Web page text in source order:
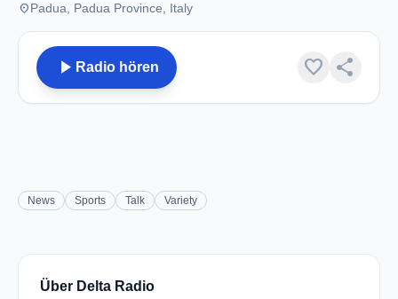
placePadua, Padua Province, Italy
play_arrow Radio hören favorite share
News Sports Talk Variety
Über Delta Radio